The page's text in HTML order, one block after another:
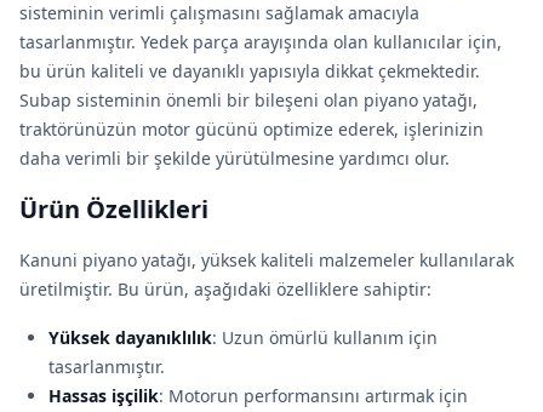
sisteminin verimli çalışmasını sağlamak amacıyla
tasarlanmıştır. Yedek parça arayışında olan kullanıcılar için,
bu ürün kaliteli ve dayanıklı yapısıyla dikkat çekmektedir.
Subap sisteminin önemli bir bileşeni olan piyano yatağı,
traktörünüzün motor gücünü optimize ederek, işlerinizin
daha verimli bir şekilde yürütülmesine yardımcı olur.
Ürün Özellikleri
Kanuni piyano yatağı, yüksek kaliteli malzemeler kullanılarak
üretilmiştir. Bu ürün, aşağıdaki özelliklere sahiptir:
Yüksek dayanıklılık: Uzun ömürlü kullanım için
tasarlanmıştır.
Hassas işçilik: Motorun performansını artırmak için